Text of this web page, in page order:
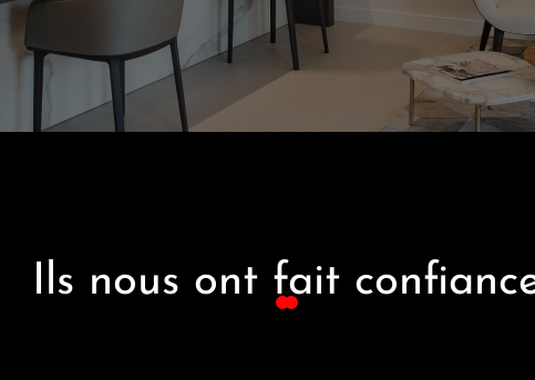
Ils nous ont fait